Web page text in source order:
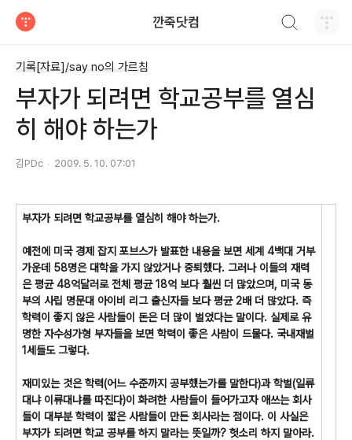
깐죽닷컴
기록[자료]/say no의 가르침
부자가 되려면 학교공부를 열심
히 해야 하는가
김PDc 2009. 5. 10. 07:01
부자가 되려면 학교공부를 열심히 해야 하는가.
예전에 미국 경제 잡지 포브스가 발표한 내용을 보면 세계 4백대 거부
가운데 58명은 대학을 가지 않았거나 중퇴했다. 그러나 이들의 재력
은 평균 48억달러로 전체 평균 18억 보다 훨씬 더 많았으며, 미국 동
부의 사립 명문대 아이비 리그 출신자들 보다 평균 2배 더 많았다. 즉
학력이 좋지 않은 사람들이 돈은 더 많이 벌었다는 말이다. 실제로 유
명한 자수성가형 부자들을 보면 학력이 좋은 사람이 드물다. 국내재벌
1세들도 그렇다.
재미있는 것은 학력(어느 수준까지 공부했는가를 말한다)과 학벌(일류
대냐 이류대냐를 따진다)이 화려한 사람들이 들어가고자 애쓰는 회사
들이 대부분 학력이 짧은 사람들이 만든 회사라는 점이다. 이 사실은
부자가 되려면 학교 공부를 하지 말라는 뜻일까? 헛소리 하지 말아라.